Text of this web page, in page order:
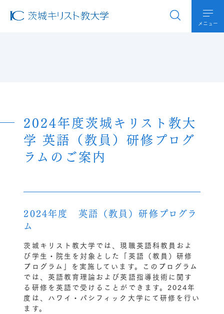
メニュー
2024年度茨城キリスト教大
学 英語（教員）研修プログ
ラムのご案内
2024年度 英語（教員）研修プログラ
ム
茨城キリスト教大学では、現職英語科教員およ
び学生・院生を対象とした「英語（教員）研修
プログラム」を実施しています。このプログラム
では、英語教育理論および英語指導技術に関す
る研修を英語で受けることができます。2024年
度は、ハワイ・パシフィック大学にて研修を行い
ます。